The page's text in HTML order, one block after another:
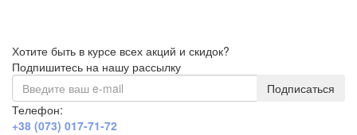
Хотите быть в курсе всех акций и скидок?
Подпишитесь на нашу рассылку
Подписаться
Телефон:
+38 (073) 017-71-72